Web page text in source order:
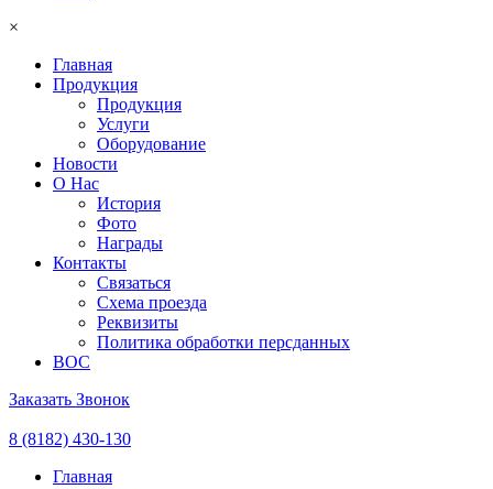
×
Главная
Продукция
Продукция
Услуги
Оборудование
Новости
О Нас
История
Фото
Награды
Контакты
Связаться
Схема проезда
Реквизиты
Политика обработки персданных
ВОС
Заказать Звонок
8 (8182) 430-130
Главная